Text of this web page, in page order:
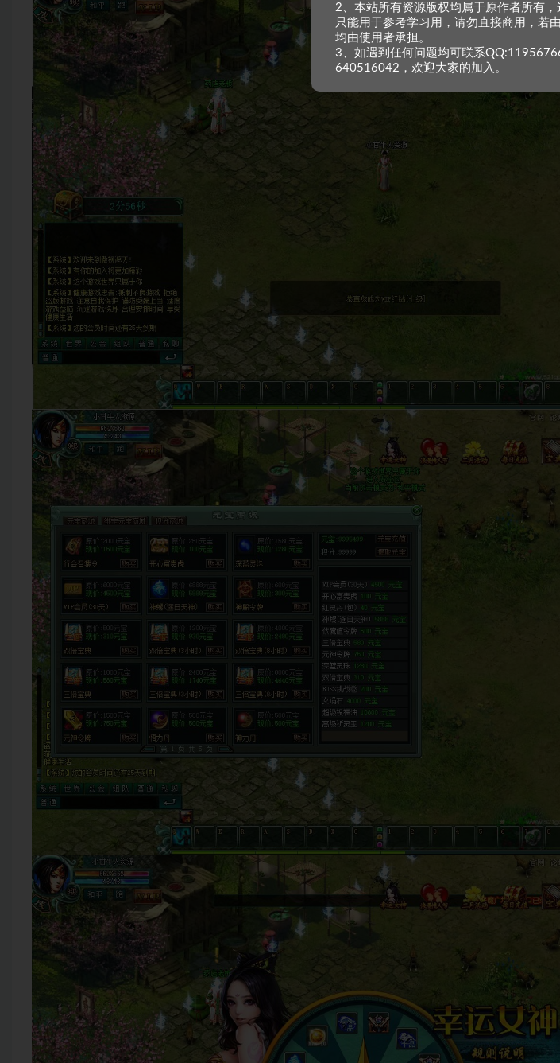
2、本站所有资源版权均属于原作者所有
只能用于参考学习用，请勿直接商用，若
均由使用者承担。
3、如遇到任何问题均可联系
640516042，欢迎大家的加入。